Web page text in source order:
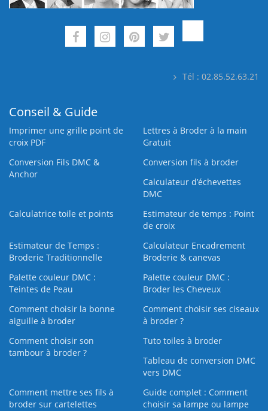
Tél : 02.85.52.63.21
Conseil & Guide
Imprimer une grille point de
croix PDF
Lettres à Broder à la main
Gratuit
Conversion Fils DMC &
Anchor
Conversion fils à broder
Calculateur d’échevettes
DMC
Calculatrice toile et points
Estimateur de temps : Point
de croix
Estimateur de Temps :
Broderie Traditionnelle
Calculateur Encadrement
Broderie & canevas
Palette couleur DMC :
Teintes de Peau
Palette couleur DMC :
Broder les Cheveux
Comment choisir la bonne
aiguille à broder
Comment choisir ses ciseaux
à broder ?
Comment choisir son
tambour à broder ?
Tuto toiles à broder
Tableau de conversion DMC
vers DMC
Comment mettre ses fils à
broder sur cartelettes
Guide complet : Comment
choisir sa lampe ou lampe